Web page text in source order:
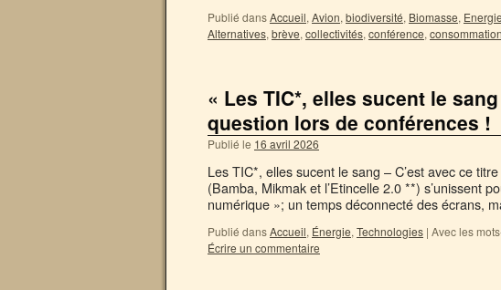
Publié dansAccueil, Avion, biodiversité, Biomasse,
Alternatives, brève, collectivités, conférence, consommation
« Les TIC*, elles sucent le
question lors de conférences !
Publié le 16 avril 2026
Les TIC*, elles sucent le sang – C’est avec ce
(Bamba, Mikmak et l’Etincelle 2.0 **) s’unissent
numérique »; un temps déconnecté des écrans,
Publié dansAccueil, Énergie, Technologies | Avec les
Écrire un commentaire